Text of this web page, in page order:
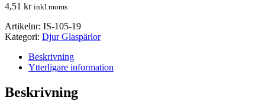
4,51 kr inkl.moms
Artikelnr: IS-105-19
Kategori: Djur Glaspärlor
Beskrivning
Ytterligare information
Beskrivning